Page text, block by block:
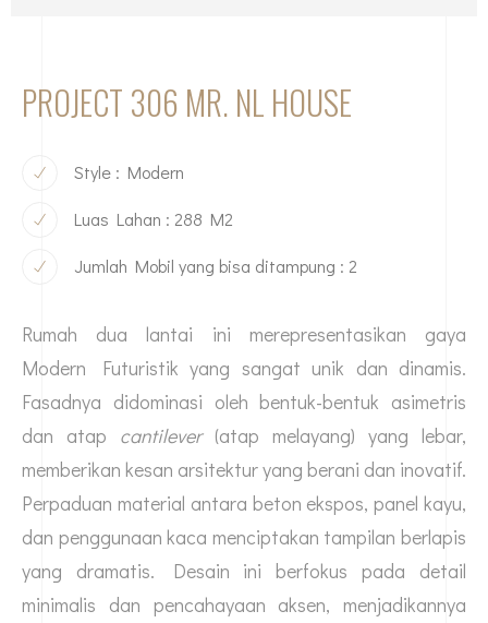
PROJECT 306 MR. NL HOUSE
Style : Modern
Luas Lahan : 288 M2
Jumlah Mobil yang bisa ditampung : 2
Rumah dua lantai ini merepresentasikan gaya
Modern Futuristik yang sangat unik dan dinamis.
Fasadnya didominasi oleh bentuk-bentuk asimetris
dan atap cantilever(atap melayang) yang lebar,
memberikan kesan arsitektur yang berani dan inovatif.
Perpaduan material antara beton ekspos, panel kayu,
dan penggunaan kaca menciptakan tampilan berlapis
yang dramatis. Desain ini berfokus pada detail
minimalis dan pencahayaan aksen, menjadikannya